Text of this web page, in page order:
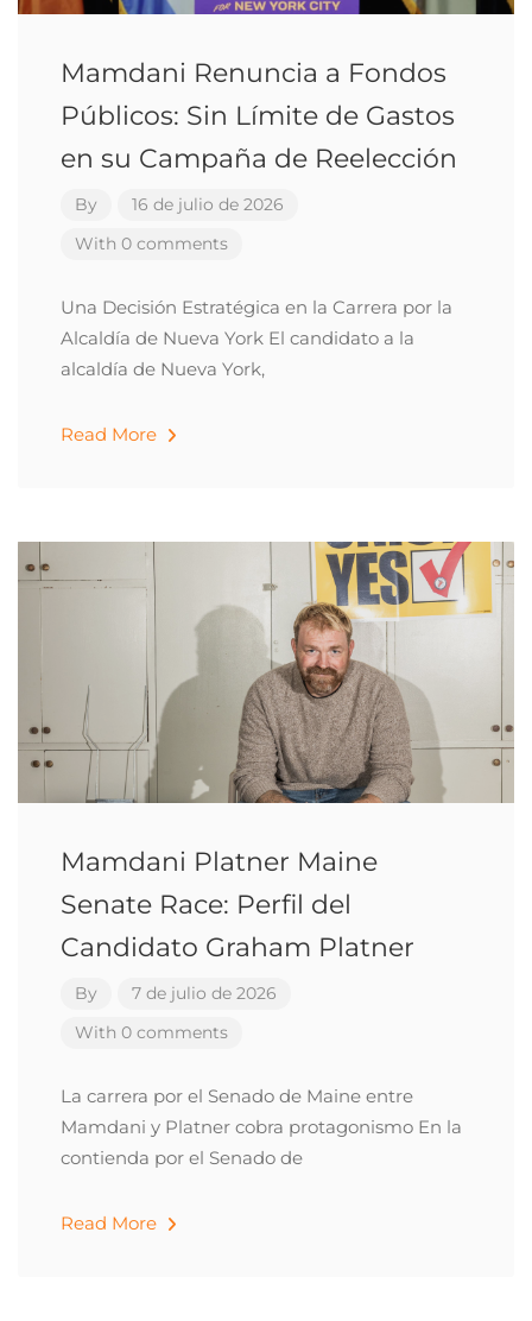
Mamdani Renuncia a Fondos
Públicos: Sin Límite de Gastos
en su Campaña de Reelección
By
16 de julio de 2026
With 0 comments
Una Decisión Estratégica en la Carrera por la
Alcaldía de Nueva York El candidato a la
alcaldía de Nueva York,
Read More
Mamdani Platner Maine
Senate Race: Perfil del
Candidato Graham Platner
By
7 de julio de 2026
With 0 comments
La carrera por el Senado de Maine entre
Mamdani y Platner cobra protagonismo En la
contienda por el Senado de
Read More